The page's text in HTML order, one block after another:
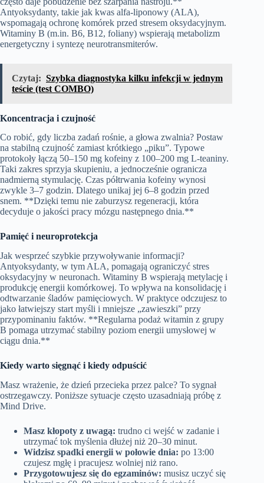
Antyoksydanty, takie jak kwas alfa‑liponowy (ALA),
wspomagają ochronę komórek przed stresem oksydacyjnym.
Witaminy B (m.in. B6, B12, foliany) wspierają metabolizm
energetyczny i syntezę neurotransmiterów.
Czytaj: Szybka diagnostyka kilku infekcji w jednym
teście (test COMBO)
Koncentracja i czujność
Co robić, gdy liczba zadań rośnie, a głowa zwalnia? Postaw
na stabilną czujność zamiast krótkiego „piku”. Typowe
protokoły łączą 50–150 mg kofeiny z 100–200 mg L‑teaniny.
Taki zakres sprzyja skupieniu, a jednocześnie ogranicza
nadmierną stymulację. Czas półtrwania kofeiny wynosi
zwykle 3–7 godzin. Dlatego unikaj jej 6–8 godzin przed
snem. **Dzięki temu nie zaburzysz regeneracji, która
decyduje o jakości pracy mózgu następnego dnia.**
Pamięć i neuroprotekcja
Jak wesprzeć szybkie przywoływanie informacji?
Antyoksydanty, w tym ALA, pomagają ograniczyć stres
oksydacyjny w neuronach. Witaminy B wspierają metylację i
produkcję energii komórkowej. To wpływa na konsolidację i
odtwarzanie śladów pamięciowych. W praktyce odczujesz to
jako łatwiejszy start myśli i mniejsze „zawieszki” przy
przypominaniu faktów. **Regularna podaż witamin z grupy
B pomaga utrzymać stabilny poziom energii umysłowej w
ciągu dnia.**
Kiedy warto sięgnąć i kiedy odpuścić
Masz wrażenie, że dzień przecieka przez palce? To sygnał
ostrzegawczy. Poniższe sytuacje często uzasadniają próbę z
Mind Drive.
Masz kłopoty z uwagą: trudno ci wejść w zadanie i
utrzymać tok myślenia dłużej niż 20–30 minut.
Widzisz spadki energii w połowie dnia: po 13:00
czujesz mgłę i pracujesz wolniej niż rano.
Przygotowujesz się do egzaminów: musisz uczyć się